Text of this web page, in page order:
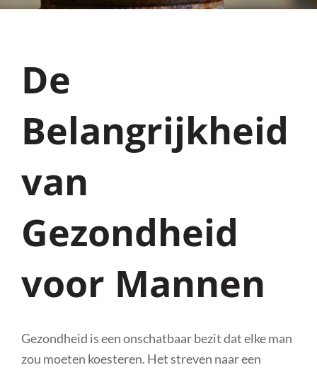
De
Belangrijkheid
van
Gezondheid
voor Mannen
Gezondheid is een onschatbaar bezit dat elke man
zou moeten koesteren. Het streven naar een